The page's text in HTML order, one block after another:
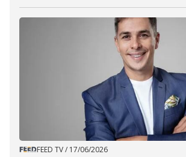
FEED TV/ 17/06/2026